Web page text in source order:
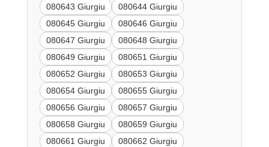
080643 Giurgiu
080644 Giurgiu
080645 Giurgiu
080646 Giurgiu
080647 Giurgiu
080648 Giurgiu
080649 Giurgiu
080651 Giurgiu
080652 Giurgiu
080653 Giurgiu
080654 Giurgiu
080655 Giurgiu
080656 Giurgiu
080657 Giurgiu
080658 Giurgiu
080659 Giurgiu
080661 Giurgiu
080662 Giurgiu